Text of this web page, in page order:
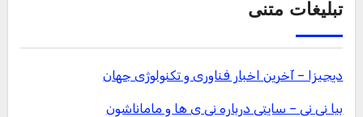
تبلیغات متنی
دیجیزا – آخرین اخبار فناوری و تکنولوژی جهان
بیا نی نی – سایتی درباره نی ی ها و ماماناشون